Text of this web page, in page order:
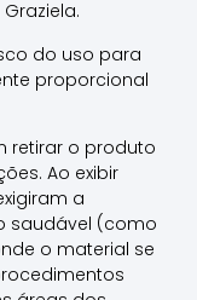
do uso para
proporcional
retirar o produto
Ao exibir
a
saudável (como
o material se